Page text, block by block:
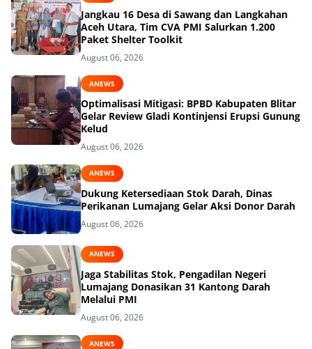
Jangkau 16 Desa di Sawang dan Langkahan
Aceh Utara, Tim CVA PMI Salurkan 1.200
Paket Shelter Toolkit
August 06, 2026
ANEWS
Optimalisasi Mitigasi: BPBD Kabupaten Blitar
Gelar Review Gladi Kontinjensi Erupsi Gunung
Kelud
August 06, 2026
ANEWS
Dukung Ketersediaan Stok Darah, Dinas
Perikanan Lumajang Gelar Aksi Donor Darah
August 06, 2026
ANEWS
Jaga Stabilitas Stok, Pengadilan Negeri
Lumajang Donasikan 31 Kantong Darah
Melalui PMI
August 06, 2026
ANEWS